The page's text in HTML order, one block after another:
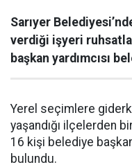
Sarıyer
verdiği işyeri
başkan yardımcısı
Yerel seçimlere
yaşandığı ilçelerden
16 kişi belediye
bulundu.